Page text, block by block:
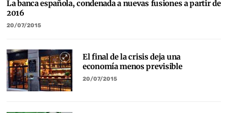
La banca española, condenada a nuevas fusiones a partir de
2016
20/07/2015
El final de la crisis deja una
economía menos previsible
20/07/2015